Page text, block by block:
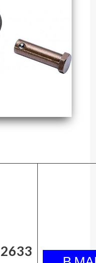
2633